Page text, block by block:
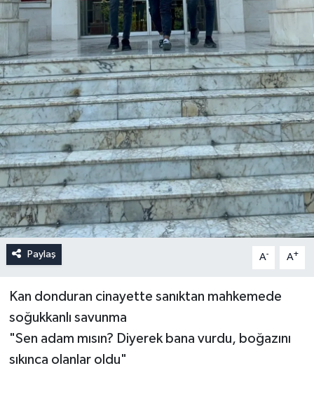
Paylaş A- A+
Kan donduran cinayette sanıktan mahkemede
soğukkanlı savunma
"Sen adam mısın? Diyerek bana vurdu, boğazını
sıkınca olanlar oldu"